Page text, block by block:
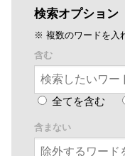
検索オプション
※ 複数のワードを入
含む
全てを含む
含まない